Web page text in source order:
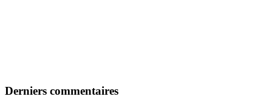
Derniers commentaires